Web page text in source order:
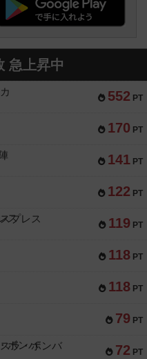
急上昇中
552 PT
170 PT
141 PT
122 PT
119 PT
プレス
118 PT
118 PT
79 PT
72 PT
ラ・ボンバ